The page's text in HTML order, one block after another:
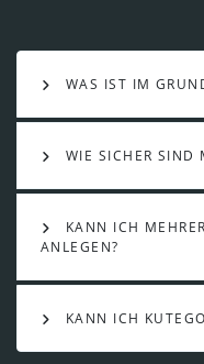
WAS IST IM
WIE SICHER SIND
KANN ICH
ANLEGEN?
KANN ICH